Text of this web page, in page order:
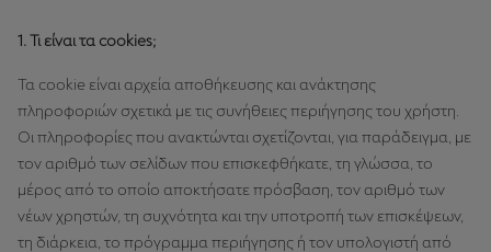
1. Τι είναι τα cookies;
Τα cookie είναι αρχεία αποθήκευσης και ανάκτησης
πληροφοριών σχετικά με τις συνήθειες περιήγησης του χρήστη.
Οι πληροφορίες που ανακτώνται σχετίζονται, για παράδειγμα, με
τον αριθμό των σελίδων που επισκεφθήκατε, τη γλώσσα, το
μέρος από το οποίο αποκτήσατε πρόσβαση, τον αριθμό των
νέων χρηστών, τη συχνότητα και την υποτροπή των επισκέψεων,
τη διάρκεια, το πρόγραμμα περιήγησης ή τον υπολογιστή από